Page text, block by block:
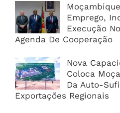
Emprego,
Execução
Agenda De Cooperação
Nova
Coloca
Da Auto-
Exportações Regionais